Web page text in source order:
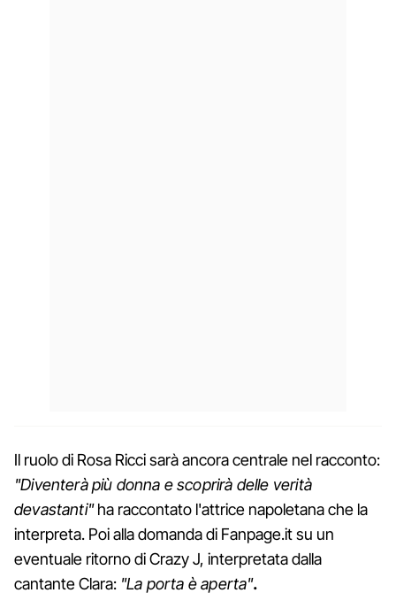
Il ruolo di Rosa Ricci sarà ancora centrale nel racconto:
"Diventerà più donna e scoprirà delle verità
devastanti"ha raccontato l'attrice napoletana che la
interpreta. Poi alla domanda di Fanpage.it su un
eventuale ritorno di Crazy J, interpretata dalla
cantante Clara: "La porta è aperta".